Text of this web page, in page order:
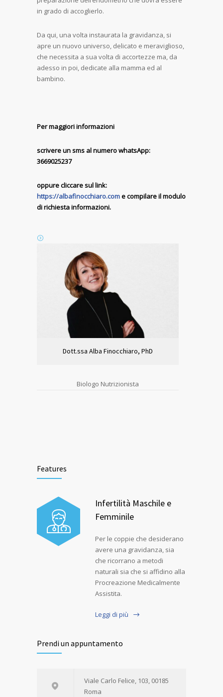
in grado di accoglierlo.
Da qui, una volta instaurata la gravidanza, si
apre un nuovo universo, delicato e meraviglioso,
che necessita a sua volta di accortezze ma, da
adesso in poi, dedicate alla mamma ed al
bambino.
Per maggiori informazioni
scrivere un sms al numero whatsApp:
3669025237
oppure cliccare sul link:
https://albafinocchiaro.come compilare il modulo
di richiesta informazioni.
Dott.ssa Alba Finocchiaro, PhD
Biologo Nutrizionista
Features
Infertilità Maschile e
Femminile
Per le coppie che desiderano
avere una gravidanza, sia
che ricorrano a metodi
naturali sia che si affidino alla
Procreazione Medicalmente
Assistita.
Leggi di più
Prendi un appuntamento
Viale Carlo Felice, 103, 00185
Roma